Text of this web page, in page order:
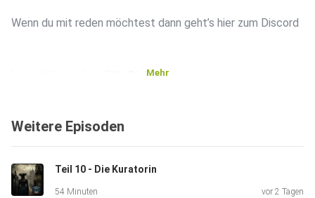
Wenn du mit reden möchtest dann geht’s hier zum Discord
https://discord.gg/fjKwDhunEf
Und hier zu Instagram
https://www.instagram.com/
Mehr
Weitere Episoden
Teil 10 - Die Kuratorin
54 Minuten vor 2 Tagen